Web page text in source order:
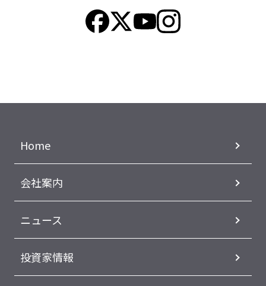
Home
会社案内
ニュース
投資家情報